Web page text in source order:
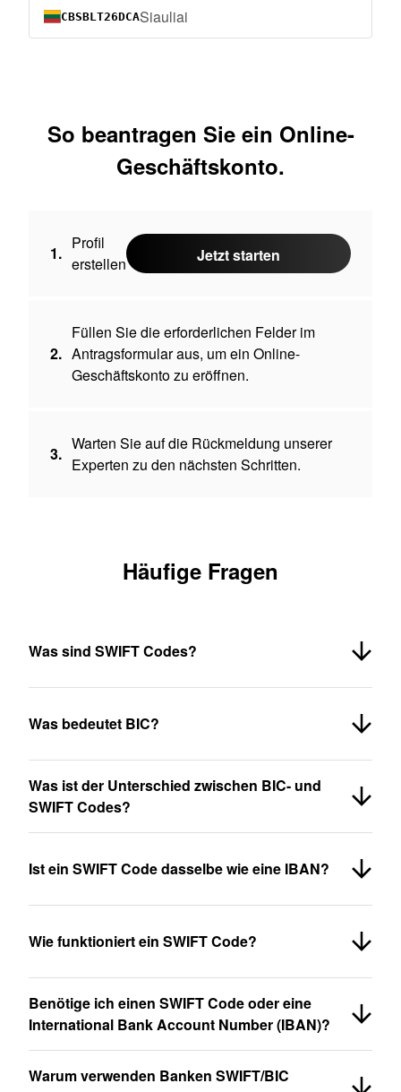
CBSBLT26DCASiauliai
So beantragen Sie ein Online-
Geschäftskonto.
1.
Profil
erstellen
Jetzt starten
2.
Füllen Sie die erforderlichen Felder im
Antragsformular aus, um ein Online-
Geschäftskonto zu eröffnen.
3.
Warten Sie auf die Rückmeldung unserer
Experten zu den nächsten Schritten.
Häufige Fragen
Was sind SWIFT Codes?
Was bedeutet BIC?
Was ist der Unterschied zwischen BIC- und
SWIFT Codes?
Ist ein SWIFT Code dasselbe wie eine IBAN?
Wie funktioniert ein SWIFT Code?
Benötige ich einen SWIFT Code oder eine
International Bank Account Number (IBAN)?
Warum verwenden Banken SWIFT/BIC